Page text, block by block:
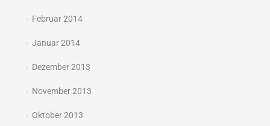
Februar 2014
Januar 2014
Dezember 2013
November 2013
Oktober 2013